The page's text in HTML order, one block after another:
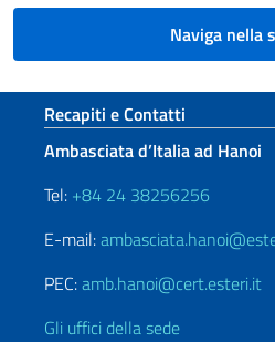
Naviga nella
Sezione footer
Recapiti e Contatti
Ambasciata d’Italia ad Hanoi
Tel: +84 24 38256256
E-mail:
PEC:amb.hanoi@cert.esteri.it
Gli uffici della sede